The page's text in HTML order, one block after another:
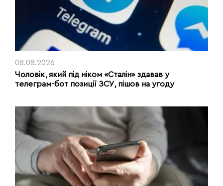
08.08.2026
Чоловік, який під ніком «Сталін» здавав у
телеграм-бот позиції ЗСУ, пішов на угоду